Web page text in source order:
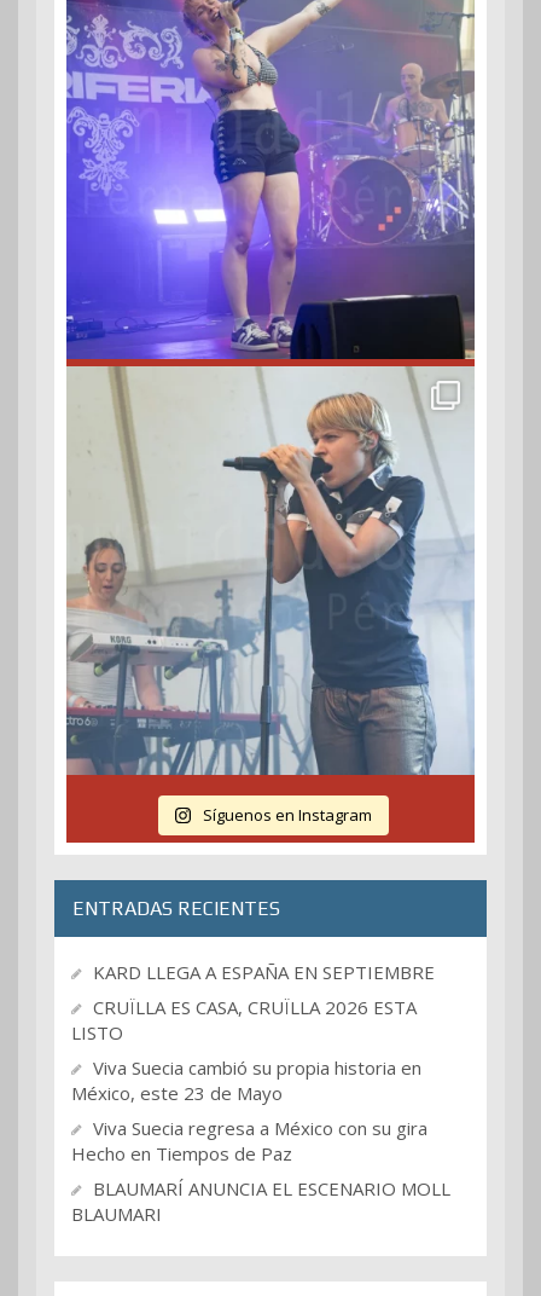
Síguenos en Instagram
ENTRADAS RECIENTES
KARD LLEGA A ESPAÑA EN SEPTIEMBRE
CRUÏLLA ES CASA, CRUÏLLA 2026 ESTA
LISTO
Viva Suecia cambió su propia historia en
México, este 23 de Mayo
Viva Suecia regresa a México con su gira
Hecho en Tiempos de Paz
BLAUMARÍ ANUNCIA EL ESCENARIO MOLL
BLAUMARI